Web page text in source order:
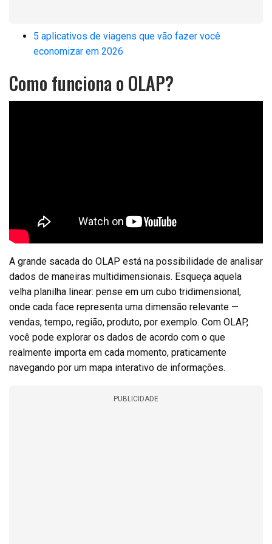
5 aplicativos de viagens que vão fazer você
economizar em 2026
Como funciona o OLAP?
A grande sacada do OLAP está na possibilidade de analisar
dados de maneiras multidimensionais. Esqueça aquela
velha planilha linear: pense em um cubo tridimensional,
onde cada face representa uma dimensão relevante —
vendas, tempo, região, produto, por exemplo. Com OLAP,
você pode explorar os dados de acordo com o que
realmente importa em cada momento, praticamente
navegando por um mapa interativo de informações.
PUBLICIDADE